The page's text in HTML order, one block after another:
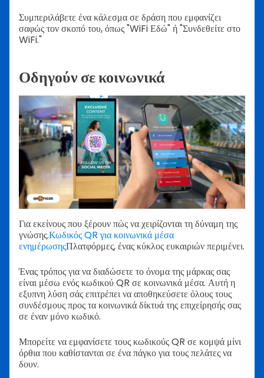
Συμπεριλάβετε ένα κάλεσμα σε δράση που εμφανίζει
σαφώς τον σκοπό του, όπως "WiFi Εδώ" ή "Συνδεθείτε στο
WiFi."
Οδηγούν σε κοινωνικά
Για εκείνους που ξέρουν πώς να χειρίζονται τη δύναμη της
γνώσης.Κωδικός QR για κοινωνικά μέσα
ενημέρωσηςΠλατφόρμες, ένας κύκλος ευκαιριών περιμένει.
Ένας τρόπος για να διαδώσετε το όνομα της μάρκας σας
είναι μέσω ενός κωδικού QR σε κοινωνικά μέσα. Αυτή η
εξυπνη λύση σάς επιτρέπει να αποθηκεύσετε όλους τους
συνδέσμους προς τα κοινωνικά δίκτυά της επιχείρησής σας
σε έναν μόνο κωδικό.
Μπορείτε να εμφανίσετε τους κωδικούς QR σε κομψά μίνι
όρθια που καθίστανται σε ένα πάγκο για τους πελάτες να
δουν.